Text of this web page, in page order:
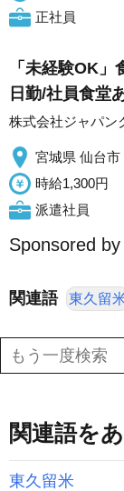
正社員
「未経験OK
日勤/社員食堂
株式会社ジャパン
宮城県 仙台市
時給1,300円
派遣社員
Sponsored by
関連語 東久留
関連語を
東久留米